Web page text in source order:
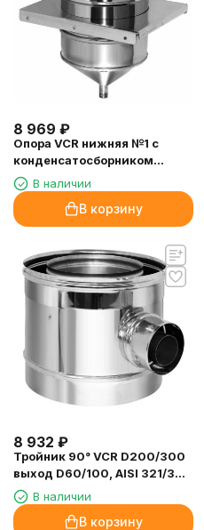
8 969 ₽
Опора VCR нижняя №1 с
конденсатосборником
D150/250, AISI 321/304
(Вулкан)
В наличии
В корзину
8 932 ₽
Тройник 90° VCR D200/300
выход D60/100, AISI 321/304
(Вулкан)
В наличии
В корзину